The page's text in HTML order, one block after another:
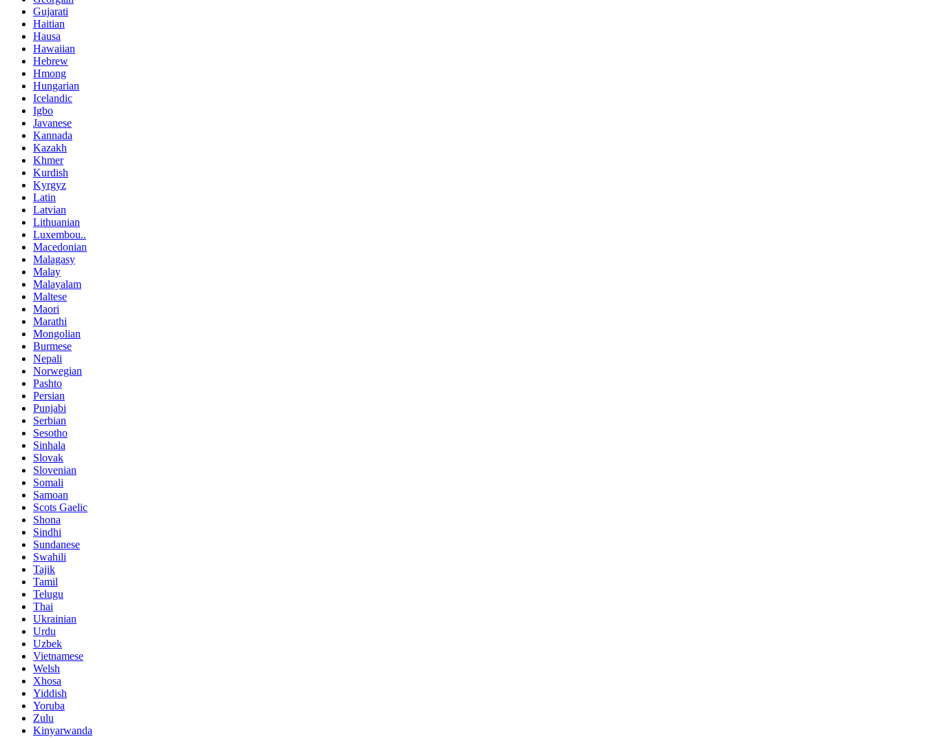
Gujarati
Haitian
Hausa
Hawaiian
Hebrew
Hmong
Hungarian
Icelandic
Igbo
Javanese
Kannada
Kazakh
Khmer
Kurdish
Kyrgyz
Latin
Latvian
Lithuanian
Luxembou..
Macedonian
Malagasy
Malay
Malayalam
Maltese
Maori
Marathi
Mongolian
Burmese
Nepali
Norwegian
Pashto
Persian
Punjabi
Serbian
Sesotho
Sinhala
Slovak
Slovenian
Somali
Samoan
Scots Gaelic
Shona
Sindhi
Sundanese
Swahili
Tajik
Tamil
Telugu
Thai
Ukrainian
Urdu
Uzbek
Vietnamese
Welsh
Xhosa
Yiddish
Yoruba
Zulu
Kinyarwanda